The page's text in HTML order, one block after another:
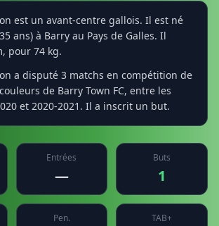
est un avant-centre gallois. Il est né
ans) à Barry au Pays de Galles. Il
pour 74 kg.
a disputé 3 matchs en compétition de
de Barry Town FC, entre les
et 2020-2021. Il a inscrit un but.
Entrées
—
Buts
1
Pen. TAB+